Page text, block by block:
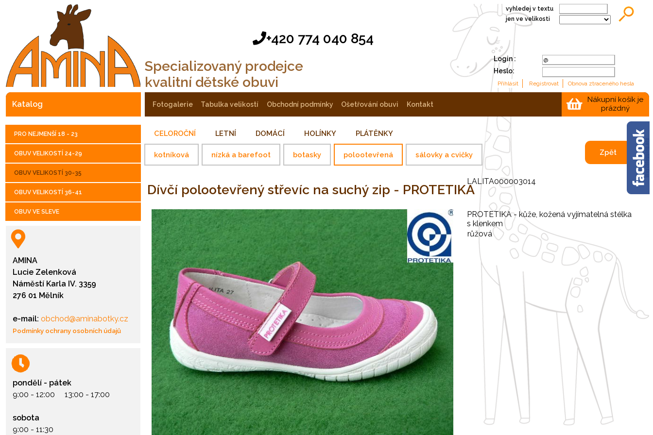
Specializovaný prodejce
kvalitní dětské obuvi
+420 774 040 854
vyhledej v textu
jen ve velikosti
Login :
Heslo:
Nákupní košík je
prázdný
katalog fotogalerie tabulka velikostí obchodní podmínky ošetřování obuvi kontakt
PRO NEJMENŠÍ 18 - 23
OBUV VELIKOSTÍ 24-29
OBUV VELIKOSTÍ 30-35
CELOROČNÍ
kotníková nízká a barefoot botasky polootevřená sálovky a cvičky
LETNÍ DOMÁCÍ HOLÍNKY PLÁTĚNKY
OBUV VELIKOSTÍ 36-41
OBUV VE SLEVE
AMINA
Lucie Zelenková
Náměstí Karla IV. 3359
276 01 Mělník
e-mail: obchod@aminabotky.cz
Podmínky ochrany osobních údajů
pondělí - pátek
9:00 - 12:00 13:00 - 17:00
sobota
9:00 - 11:30
Dívčí polootevřený střevíc na suchý zip - PROTETIKA
Zpět
LALITA000003014
PROTETIKA - kůže, kožená vyjímatelná stélka
s klenkem
růžová